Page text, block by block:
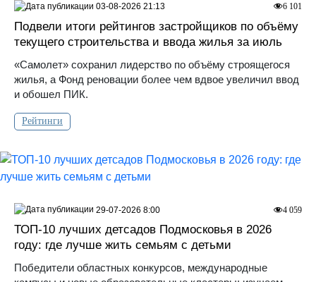
Подвели итоги рейтингов застройщиков по объёму
текущего строительства и ввода жилья за июль
«Самолет» сохранил лидерство по объёму строящегося
жилья, а Фонд реновации более чем вдвое увеличил ввод
и обошел ПИК.
Рейтинги
6 101
03-08-2026 21:13
ТОП-10 лучших детсадов Подмосковья в 2026
году: где лучше жить семьям с детьми
Победители областных конкурсов, международные
4 059
29-07-2026 8:00